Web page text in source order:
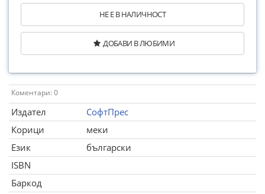
НЕ Е В НАЛИЧНОСТ
ДОБАВИ В ЛЮБИМИ
Коментари: 0
Издател
СофтПрес
Корици
меки
Език
български
ISBN
Баркод